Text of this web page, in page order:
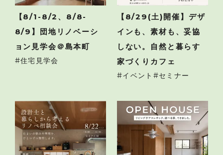
【8/1-8/2、8/8-
8/9】団地リノベーシ
ョン見学会＠島本町
住宅見学会
【8/29(土)開催】デザ
インも、素材も、妥協
しない。自然と暮らす
家づくりカフェ
イベント セミナー